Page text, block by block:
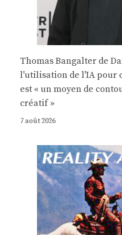
Thomas Bangalter de
l'utilisation de l'IA pour
est « un moyen de
créatif »
7 août 2026